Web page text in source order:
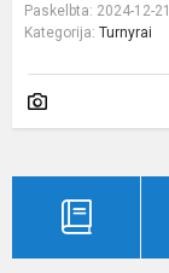
Paskelbta: 2024-12-21
Kategorija: Turnyrai